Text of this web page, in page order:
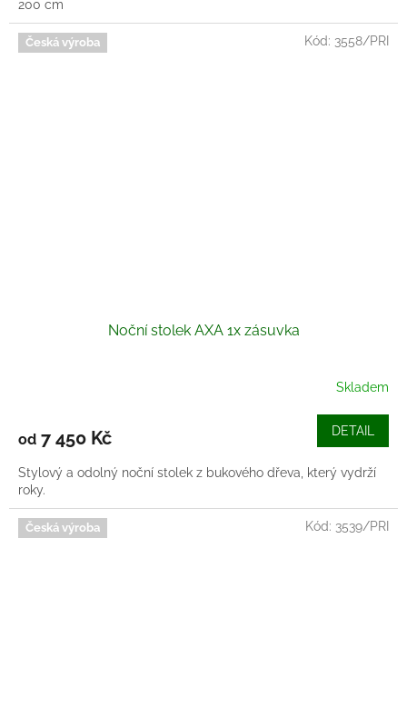
200 cm
Česká výroba
Noční stolek AXA 1x zásuvka
Skladem
od 7 450 Kč DETAIL
Stylový a odolný noční stolek z bukového dřeva, který vydrží
roky.
Kód: 3558/PRI
Česká výroba Kód: 3539/PRI